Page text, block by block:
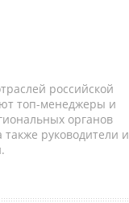
российской
топ-менеджеры и
органов
руководители и